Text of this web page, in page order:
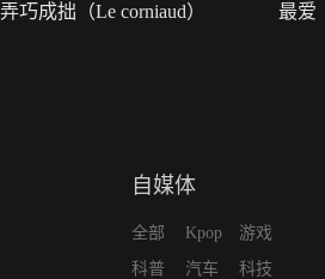
弄巧成拙（Le corniaud） 最爱
自媒体
全部
科普
Kpop
汽车
游戏
科技